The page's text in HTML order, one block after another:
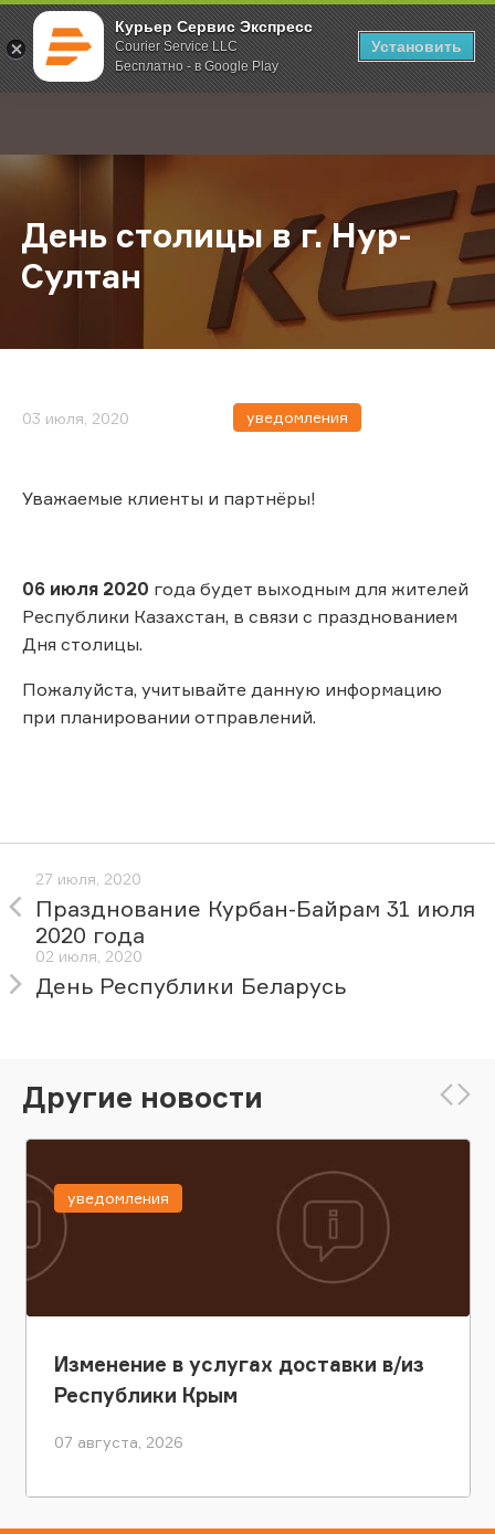
Курьер Сервис Экспресс
Courier Service LLC
Бесплатно - в Google Play
Установить
; Главная О компании Новости День столицы в г. Нур-Султан
День столицы в г. Нур-
Султан
03 июля, 2020 уведомления
Уважаемые клиенты и партнёры!
06 июля 2020 года будет выходным для жителей
Республики Казахстан, в связи с празднованием
Дня столицы.
Пожалуйста, учитывайте данную информацию
при планировании отправлений.
27 июля, 2020
Празднование Курбан-Байрам 31 июля
2020 года
02 июля, 2020
День Республики Беларусь
Другие новости
Изменение в услугах доставки в/из
Республики Крым
07 августа, 2026
уведомления